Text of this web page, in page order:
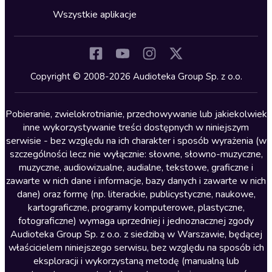
Kryminały
Lektury szkolne
Literatura anglojęzyczna
Literatura faktu
Literatura obyczajowa
Literatura piękna obca
Literatura piękna polska
Nagrania relaksacyjne
Nauka języków
Nauki humanistyczne
Wszystkie aplikacje
Copyright © 2008-2026 Audioteka Group Sp. z o.o.
Pobieranie, zwielokrotnianie, przechowywanie lub jakiekolwiek
inne wykorzystywanie treści dostępnych w niniejszym
serwisie - bez względu na ich charakter i sposób wyrażenia (w
szczególności lecz nie wyłącznie: słowne, słowno-muzyczne,
muzyczne, audiowizualne, audialne, tekstowe, graficzne i
zawarte w nich dane i informacje, bazy danych i zawarte w nich
dane) oraz formę (np. literackie, publicystyczne, naukowe,
kartograficzne, programy komputerowe, plastyczne,
fotograficzne) wymaga uprzedniej i jednoznacznej zgody
Audioteka Group Sp. z o.o. z siedzibą w Warszawie, będącej
właścicielem niniejszego serwisu, bez względu na sposób ich
eksploracji i wykorzystaną metodę (manualną lub